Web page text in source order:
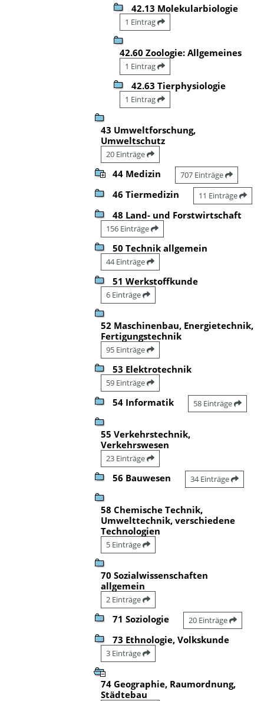
42.13 Molekularbiologie
1 Eintrag
42.60 Zoologie: Allgemeines
1 Eintrag
42.63 Tierphysiologie
1 Eintrag
43 Umweltforschung,
Umweltschutz
20 Einträge
44 Medizin 707 Einträge
46 Tiermedizin 11 Einträge
48 Land- und Forstwirtschaft
156 Einträge
50 Technik allgemein
44 Einträge
51 Werkstoffkunde
6 Einträge
52 Maschinenbau, Energietechnik,
Fertigungstechnik
95 Einträge
53 Elektrotechnik
59 Einträge
54 Informatik 58 Einträge
55 Verkehrstechnik,
Verkehrswesen
23 Einträge
56 Bauwesen 34 Einträge
58 Chemische Technik,
Umwelttechnik, verschiedene
Technologien
5 Einträge
70 Sozialwissenschaften
allgemein
2 Einträge
71 Soziologie 20 Einträge
73 Ethnologie, Volkskunde
3 Einträge
74 Geographie, Raumordnung,
Städtebau